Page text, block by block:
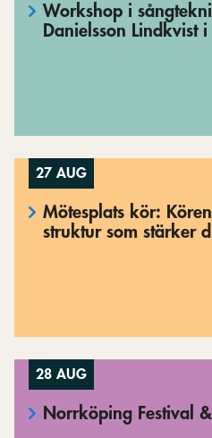
Workshop i
Danielsson Lindkvist
27 AUG
Mötesplats kör:
struktur som stärker
28 AUG
Norrköping Festival